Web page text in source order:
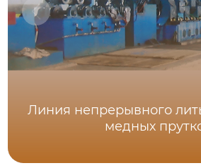
Линия непрерывного
медных